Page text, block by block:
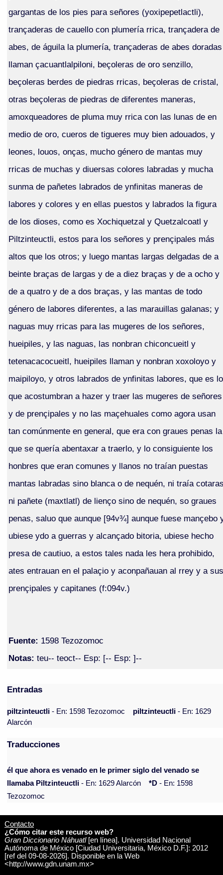
gargantas de los pies para señores (yoxipepetlactli),
trançaderas de cauello con plumería rrica, trançadera de
abes, de águila la plumería, trançaderas de abes doradas
llaman çacuantlalpiloni, beçoleras de oro senzillo,
beçoleras berdes de piedras rricas, beçoleras de cristal,
otras beçoleras de piedras de diferentes maneras,
amoxqueadores de pluma muy rrica con las lunas de en
medio de oro, cueros de tigueres muy bien adouados, y
leones, louos, onças, mucho género de mantas muy
rricas de muchas y diuersas colores labradas y mucha
sunma de pañetes labrados de ynfinitas maneras de
labores y colores y en ellas puestos y labrados la figura
de los dioses, como es Xochiquetzal y Quetzalcoatl y
Piltzinteuctli, estos para los señores y prençipales más
altos que los otros; y luego mantas largas delgadas de a
beinte braças de largas y de a diez braças y de a ocho y
de a quatro y de a dos braças, y las mantas de todo
género de labores diferentes, a las marauillas galanas; y
naguas muy rricas para las mugeres de los señores,
hueipiles, y las naguas, las nonbran chiconcueitl y
tetenacacocueitl, hueipiles llaman y nonbran xoxoloyo y
maipiloyo, y otros labrados de ynfinitas labores, que es lo
que acostumbran a hazer y traer las mugeres de señores
y de prençipales y no las maçehuales como agora usan
tan comúnmente en general, que era con graues penas la
que se quería abentaxar a traerlo, y lo consiguiente los
honbres que eran comunes y llanos no traían puestas
mantas labradas sino blanca o de nequén, ni traía
ni pañete (maxtlatl) de lienço sino de nequén, so graues
penas, saluo que aunque [94v¾] aunque fuese mançebo
ubiese ydo a guerras y alcançado bitoria, ubiese hecho
presa de cautiuo, a estos tales nada les hera prohibido,
ates entrauan en el palaçio y aconpañauan al rrey y a sus
prençipales y capitanes (f:094v.)
Fuente: 1598 Tezozomoc
Notas: teu-- teoct-- Esp: [-- Esp: ]--
Entradas
piltzinteuctli- En: 1598 Tezozomoc piltzinteuctli- En: 1629
Alarcón
Traducciones
él que ahora es venado en le primer siglo del venado se
llamaba Piltzinteuctli - En: 1629 Alarcón *D - En: 1598
Tezozomoc
Contacto
¿Cómo citar este recurso web?
Gran Diccionario Náhuatl[en línea]. Universidad Nacional
Autónoma de México [Ciudad Universitaria, México D.F.]: 2012
[ref del 09-08-2026]. Disponible en la Web
<http://www.gdn.unam.mx>